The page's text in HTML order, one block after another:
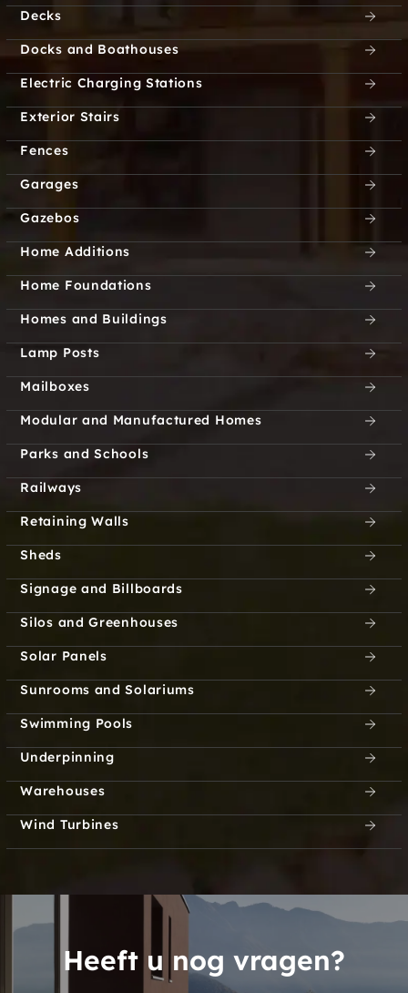
Decks
Docks and Boathouses
Electric Charging Stations
Exterior Stairs
Fences
Garages
Gazebos
Home Additions
Home Foundations
Homes and Buildings
Lamp Posts
Mailboxes
Modular and Manufactured Homes
Parks and Schools
Railways
Retaining Walls
Sheds
Signage and Billboards
Silos and Greenhouses
Solar Panels
Sunrooms and Solariums
Swimming Pools
Underpinning
Warehouses
Wind Turbines
Heeft u nog vragen?